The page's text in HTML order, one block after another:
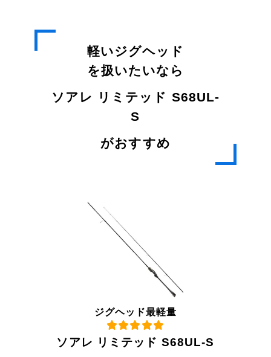
軽いジグヘッド
を扱いたいなら
ソアレ リミテッド S68UL-
S
がおすすめ
ジグヘッド最軽量
ソアレ リミテッド S68UL-S